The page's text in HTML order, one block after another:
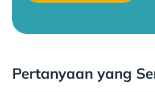
Pertanyaan yang